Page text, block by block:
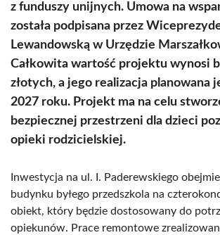
z funduszy unijnych. Umowa na
została podpisana przez
Lewandowską w Urzędzie
Całkowita wartość projektu wynosi
złotych, a jego realizacja planowana
2027 roku. Projekt ma na celu
bezpiecznej przestrzeni dla dzieci
opieki rodzicielskiej.
Inwestycja na ul. I. Paderewskiego
budynku byłego przedszkola na
obiekt, który będzie dostosowany do
opiekunów. Prace remontowe